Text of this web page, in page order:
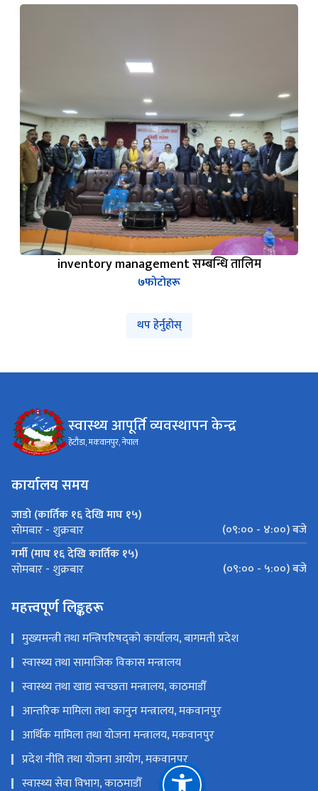
inventory management सम्बन्धि तालिम
७फोटोहरू
थप हेर्नुहोस्
स्वास्थ्य आपूर्ति व्यवस्थापन केन्द्र
हेटौडा, मकवानपुर, नेपाल
कार्यालय समय
जाडो (कार्तिक १६ देखि माघ १५)
सोमबार - शुक्रबार
(०९:०० - ४:००) बजे
गर्मी (माघ १६ देखि कार्तिक १५)
सोमबार - शुक्रबार (०९:०० - ५:००) बजे
महत्त्वपूर्ण लिङ्कहरू
मुख्यमन्त्री तथा मन्त्रिपरिषद्को कार्यालय, बागमती प्रदेश
स्वास्थ्य तथा सामाजिक विकास मन्त्रालय
स्वास्थ्य तथा खाद्य स्वच्छता मन्त्रालय, काठमाडौँ
आन्तरिक मामिला तथा कानुन मन्त्रालय, मकवानपुर
आर्थिक मामिला तथा योजना मन्त्रालय, मकवानपुर
प्रदेश नीति तथा योजना आयोग, मकवानपुर
स्वास्थ्य सेवा विभाग, काठमाडौँ